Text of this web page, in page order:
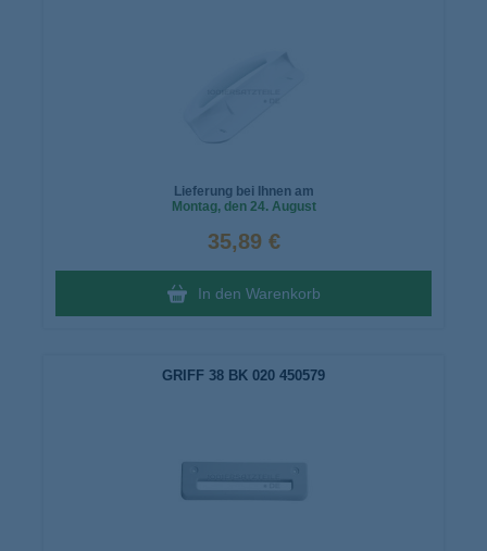
Lieferung bei Ihnen am
Montag, den 24. August
35,89 €
In den Warenkorb
GRIFF 38 BK 020 450579